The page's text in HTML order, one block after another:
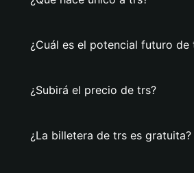
¿Cuál es el potencial futuro de
¿Subirá el precio de trs?
¿La billetera de trs es gratuita?